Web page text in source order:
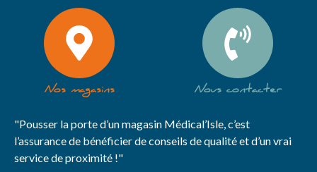
Nos magasins Nous contacter
"Pousser la porte d’un magasin Médical’Isle, c’est
l’assurance de bénéficier de conseils de qualité et d’un vrai
service de proximité !"